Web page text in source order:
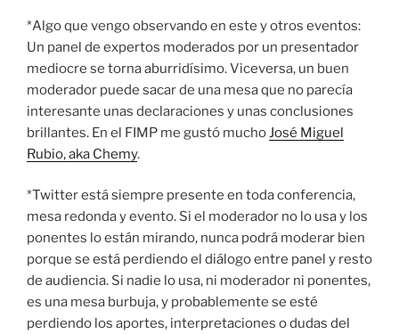
*Algo que vengo observando en este y otros eventos:
Un panel de expertos moderados por un presentador
mediocre se torna aburridísimo. Viceversa, un buen
moderador puede sacar de una mesa que no parecía
interesante unas declaraciones y unas conclusiones
brillantes. En el FIMP me gustó mucho José Miguel
Rubio, aka Chemy.
*Twitter está siempre presente en toda conferencia,
mesa redonda y evento. Si el moderador no lo usa y los
ponentes lo están mirando, nunca podrá moderar bien
porque se está perdiendo el diálogo entre panel y resto
de audiencia. Si nadie lo usa, ni moderador ni ponentes,
es una mesa burbuja, y probablemente se esté
perdiendo los aportes, interpretaciones o dudas del